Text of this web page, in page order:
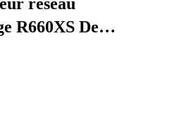
R660XS Dell,